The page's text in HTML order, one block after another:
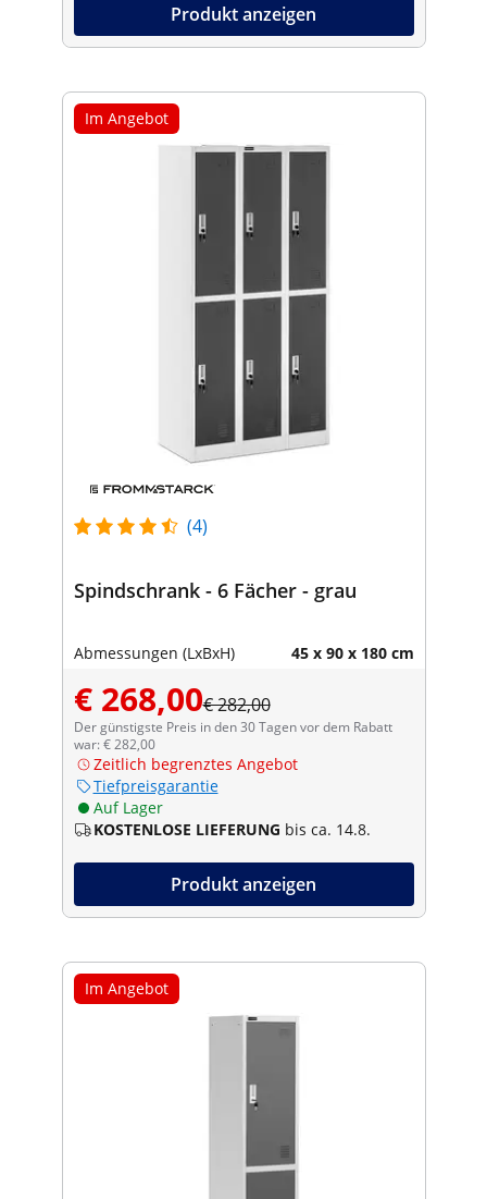
Produkt anzeigen
Im Angebot
(4)
Spindschrank - 6 Fächer - grau
Abmessungen (LxBxH) 45 x 90 x 180 cm
€ 268,00€ 282,00
Der günstigste Preis in den 30 Tagen vor dem Rabatt
war: € 282,00
Zeitlich begrenztes Angebot
Tiefpreisgarantie
Auf Lager
KOSTENLOSE LIEFERUNG bis ca. 14.8.
Produkt anzeigen
Im Angebot